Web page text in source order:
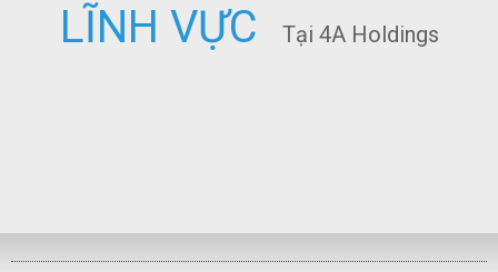
LĨNH VỰC Tại 4A Holdings